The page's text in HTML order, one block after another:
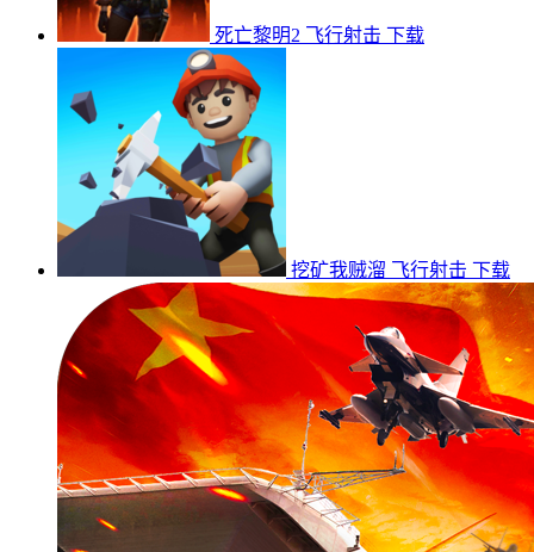
死亡黎明2 飞行射击 下载
挖矿我贼溜 飞行射击 下载